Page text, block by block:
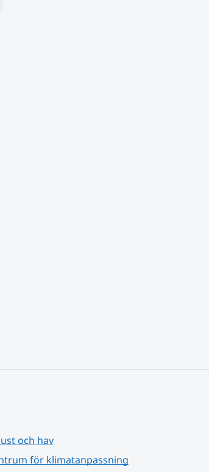
och hav
för klimatanpassning